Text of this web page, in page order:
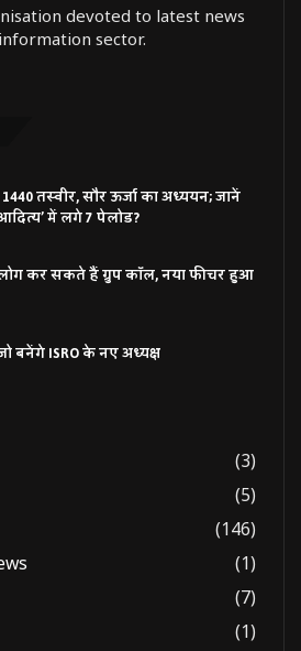
devoted to latest news
sector.
तस्वीर, सौर ऊर्जा का अध्ययन; जानें
में लगे 7 पेलोड?
कर सकते हैं ग्रुप कॉल, नया फीचर हुआ
बनेंगे ISRO के नए अध्यक्ष
(3)
(5)
(146)
(1)
(7)
(1)